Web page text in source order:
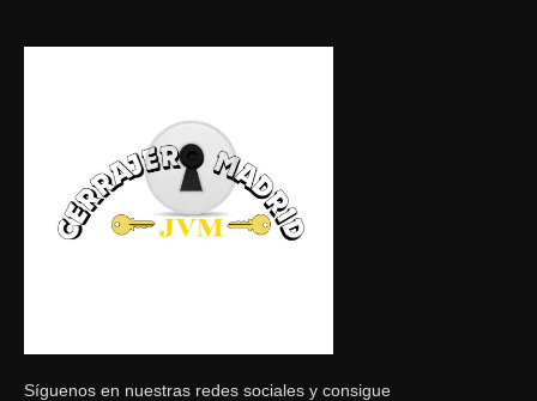
Síguenos en nuestras redes sociales y consigue